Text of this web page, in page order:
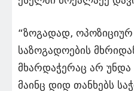
“ზოგადად, ოპოზიციურ
საზოგადოების
მხარდაჭერაც არ
მაინც დიდ თანხებს